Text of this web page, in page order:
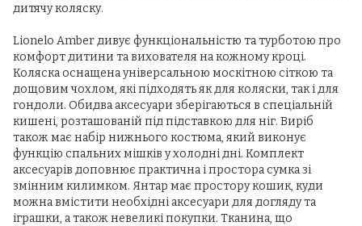
дитячу коляску.
Lionelo Amber дивує функціональністю та турботою про
комфорт дитини та вихователя на кожному кроці.
Коляска оснащена універсальною москітною сіткою та
дощовим чохлом, які підходять як для коляски, так і для
гондоли. Обидва аксесуари зберігаються в спеціальній
кишені, розташованій під підставкою для ніг. Виріб
також має набір нижнього костюма, який виконує
функцію спальних мішків у холодні дні. Комплект
аксесуарів доповнює практична і простора сумка зі
змінним килимком. Янтар має простору кошик, куди
можна вмістити необхідні аксесуари для догляду та
іграшки, а також невеликі покупки. Тканина, що